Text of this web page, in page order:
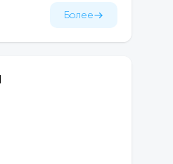
Более